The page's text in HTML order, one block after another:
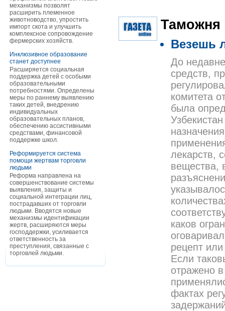
механизмы позволят
расширить племенное
животноводство, упростить
импорт скота и улучшить
комплексное сопровождение
фермерских хозяйств.
Инклюзивное образование
станет доступнее
Расширяется социальная
поддержка детей с особыми
образовательными
потребностями. Определены
меры по раннему выявлению
таких детей, внедрению
индивидуальных
образовательных планов,
обеспечению ассистивными
средствами, финансовой
поддержке школ.
Реформируется система
помощи жертвам торговли
людьми
Реформа направлена на
совершенствование системы
выявления, защиты и
социальной интеграции лиц,
пострадавших от торговли
людьми. Вводятся новые
механизмы идентификации
жертв, расширяются меры
господдержки, усиливается
ответственность за
преступления, связанные с
торговлей людьми.
Таможня
Везешь
До
средств,
комитета
была
лекарств,
вещества,
каков
рецепт
Если
отражено
фактах